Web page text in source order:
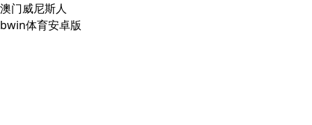
澳门威尼斯人
bwin体育安卓版